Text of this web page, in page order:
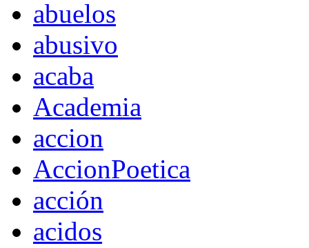
abuelos
abusivo
acaba
Academia
accion
AccionPoetica
acción
acidos